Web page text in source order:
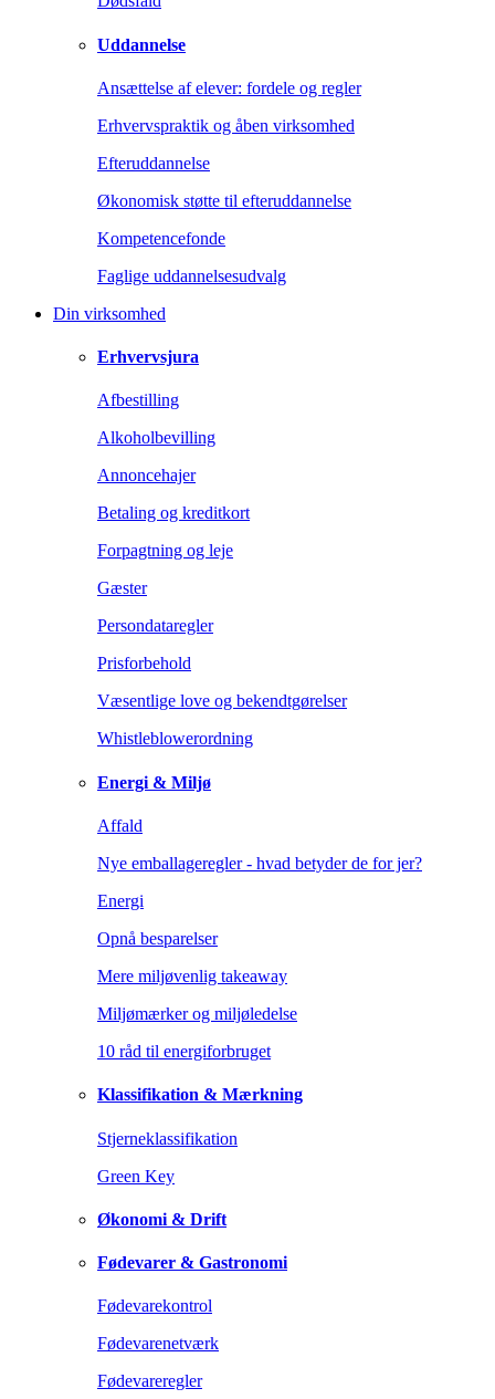
Uddannelse
Ansættelse af elever: fordele og regler
Erhvervspraktik og åben virksomhed
Efteruddannelse
Økonomisk støtte til efteruddannelse
Kompetencefonde
Faglige uddannelsesudvalg
Din virksomhed
Erhvervsjura
Afbestilling
Alkoholbevilling
Annoncehajer
Betaling og kreditkort
Forpagtning og leje
Gæster
Persondataregler
Prisforbehold
Væsentlige love og bekendtgørelser
Whistleblowerordning
Energi & Miljø
Affald
Nye emballageregler - hvad betyder de for jer?
Energi
Opnå besparelser
Mere miljøvenlig takeaway
Miljømærker og miljøledelse
10 råd til energiforbruget
Klassifikation & Mærkning
Stjerneklassifikation
Green Key
Økonomi & Drift
Fødevarer & Gastronomi
Fødevarekontrol
Fødevarenetværk
Fødevareregler